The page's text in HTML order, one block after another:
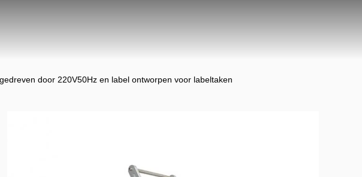
door 220V50Hz en label ontworpen voor labeltaken